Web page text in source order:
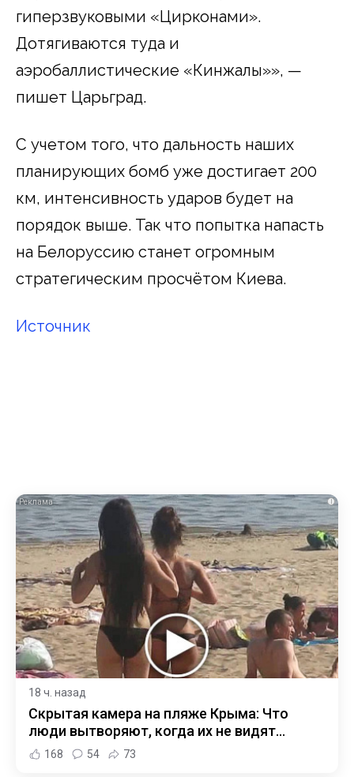
гиперзвуковыми «Цирконами».
Дотягиваются туда и
аэробаллистические «Кинжалы»», —
пишет Царьград.
С учетом того, что дальность наших
планирующих бомб уже достигает 200
км, интенсивность ударов будет на
порядок выше. Так что попытка напасть
на Белоруссию станет огромным
стратегическим просчётом Киева.
Источник
i
18 ч. назад
Скрытая камера на пляже Крыма: Что
люди вытворяют, когда их не видят...
168 54 73